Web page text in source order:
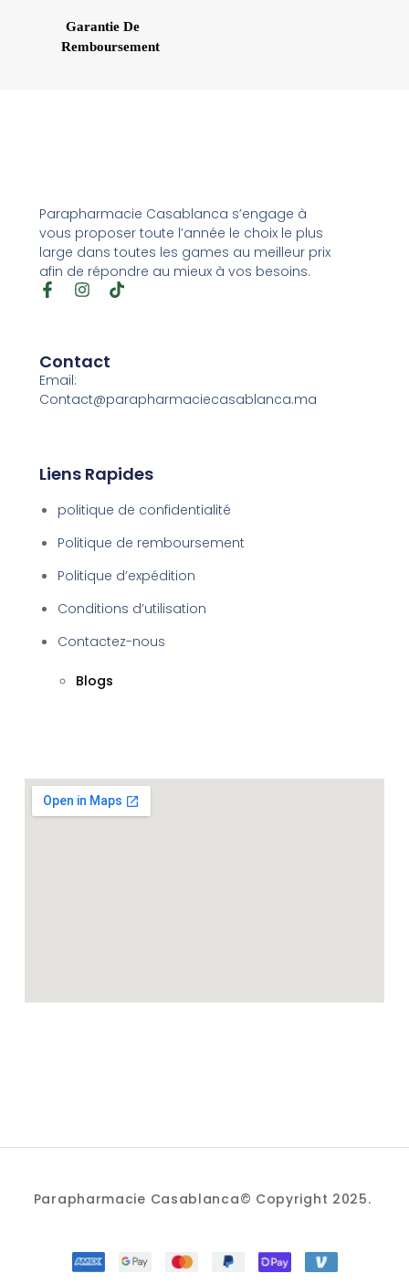
Garantie De
Remboursement
Parapharmacie Casablanca s’engage à
vous proposer toute l’année le choix le plus
large dans toutes les games au meilleur prix
afin de répondre au mieux à vos besoins.
Contact
Email:
Contact@parapharmaciecasablanca.ma
Liens Rapides
politique de confidentialité
Politique de remboursement
Politique d’expédition
Conditions d’utilisation
Contactez-nous
Blogs
Parapharmacie Casablanca© Copyright 2025.